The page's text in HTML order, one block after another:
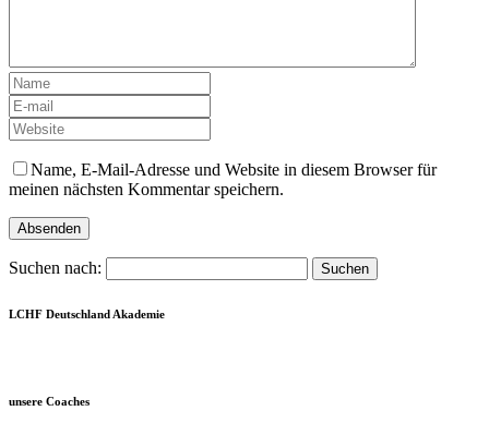
Name, E-Mail-Adresse und Website in diesem Browser für
meinen nächsten Kommentar speichern.
Suchen nach:
LCHF Deutschland Akademie
unsere Coaches